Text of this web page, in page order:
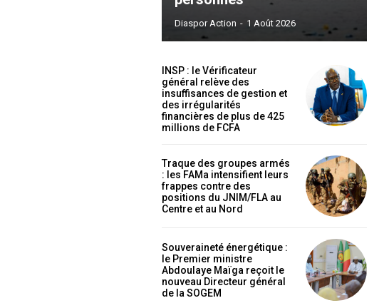
Diaspor Action - 1 Août 2026
INSP : le Vérificateur
général relève des
insuffisances de gestion et
des irrégularités
financières de plus de 425
millions de FCFA
Traque des groupes armés
: les FAMa intensifient leurs
frappes contre des
positions du JNIM/FLA au
Centre et au Nord
Souveraineté énergétique :
le Premier ministre
Abdoulaye Maïga reçoit le
nouveau Directeur général
de la SOGEM